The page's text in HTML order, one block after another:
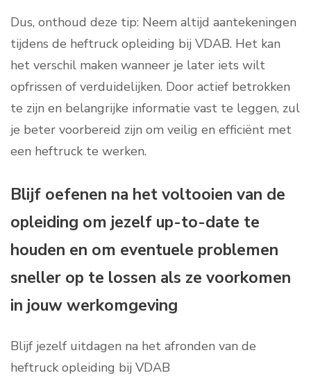
Dus, onthoud deze tip: Neem altijd aantekeningen
tijdens de heftruck opleiding bij VDAB. Het kan
het verschil maken wanneer je later iets wilt
opfrissen of verduidelijken. Door actief betrokken
te zijn en belangrijke informatie vast te leggen, zul
je beter voorbereid zijn om veilig en efficiënt met
een heftruck te werken.
Blijf oefenen na het voltooien van de
opleiding om jezelf up-to-date te
houden en om eventuele problemen
sneller op te lossen als ze voorkomen
in jouw werkomgeving
Blijf jezelf uitdagen na het afronden van de
heftruck opleiding bij VDAB